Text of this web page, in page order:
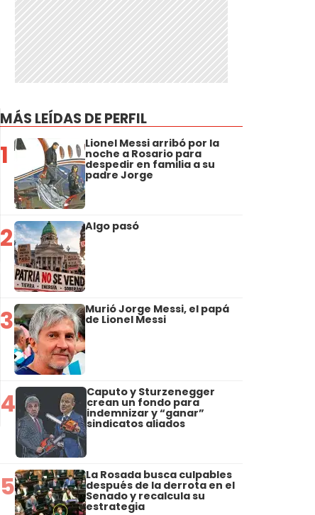
MÁS LEÍDAS DE PERFIL
1 Lionel Messi arribó por la
noche a Rosario para
despedir en familia a su
padre Jorge
2 Algo pasó
3 Murió Jorge Messi, el papá
de Lionel Messi
4 Caputo y Sturzenegger
crean un fondo para
indemnizar y “ganar”
sindicatos aliados
5 La Rosada busca culpables
después de la derrota en el
Senado y recalcula su
estrategia